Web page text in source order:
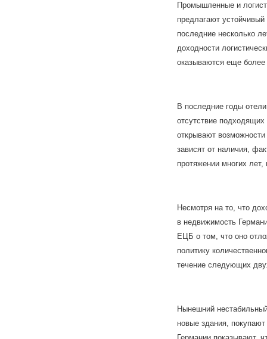
Промышленные и
предлагают
последние несколько
доходности
оказываются еще
В последние годы
отсутствие
открывают
зависят от наличия,
протяжении многих
Несмотря на то, что
в недвижимость
ЕЦБ о том, что оно
политику
течение следующих
Нынешний
новые здания,